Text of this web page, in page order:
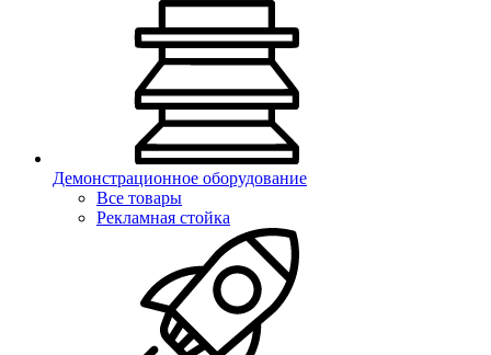
Демонстрационное оборудование
Все товары
Рекламная стойка